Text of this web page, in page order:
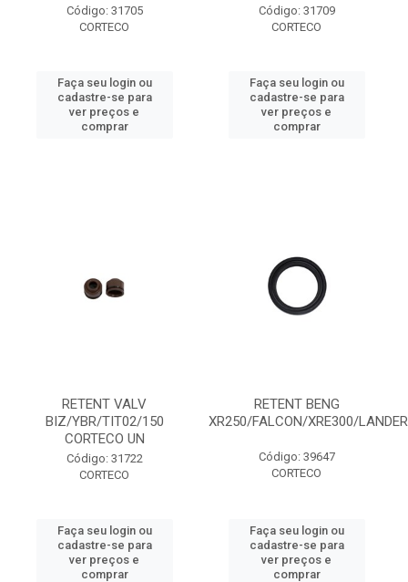
Código: 31705
CORTECO
Faça seu login ou
cadastre-se para
ver preços e
comprar
Código: 31709
CORTECO
Faça seu login ou
cadastre-se para
ver preços e
comprar
RETENT VALV
BIZ/YBR/TIT02/150
CORTECO UN
Código: 31722
CORTECO
Faça seu login ou
cadastre-se para
ver preços e
comprar
RETENT BENG
XR250/FALCON/XRE300/LANDER
Código: 39647
CORTECO
Faça seu login ou
cadastre-se para
ver preços e
comprar